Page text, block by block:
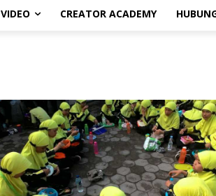
VIDEO CREATOR ACADEMY